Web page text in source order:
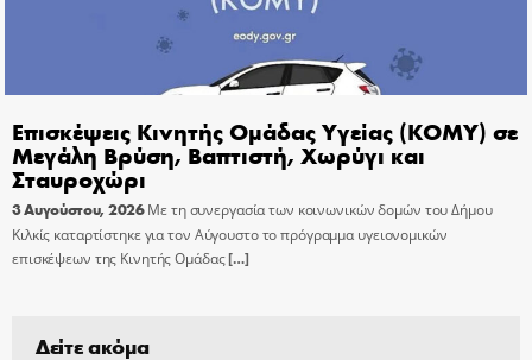
Επισκέψεις Κινητής Ομάδας Υγείας (ΚΟΜΥ) σε
Μεγάλη Βρύση, Βαπτιστή, Χωρύγι και
Σταυροχώρι
3 Αυγούστου, 2026 Με τη συνεργασία των κοινωνικών δομών του Δήμου
Κιλκίς καταρτίστηκε για τον Αύγουστο το πρόγραμμα υγειονομικών
επισκέψεων της Κινητής Ομάδας[…]
Δείτε ακόμα